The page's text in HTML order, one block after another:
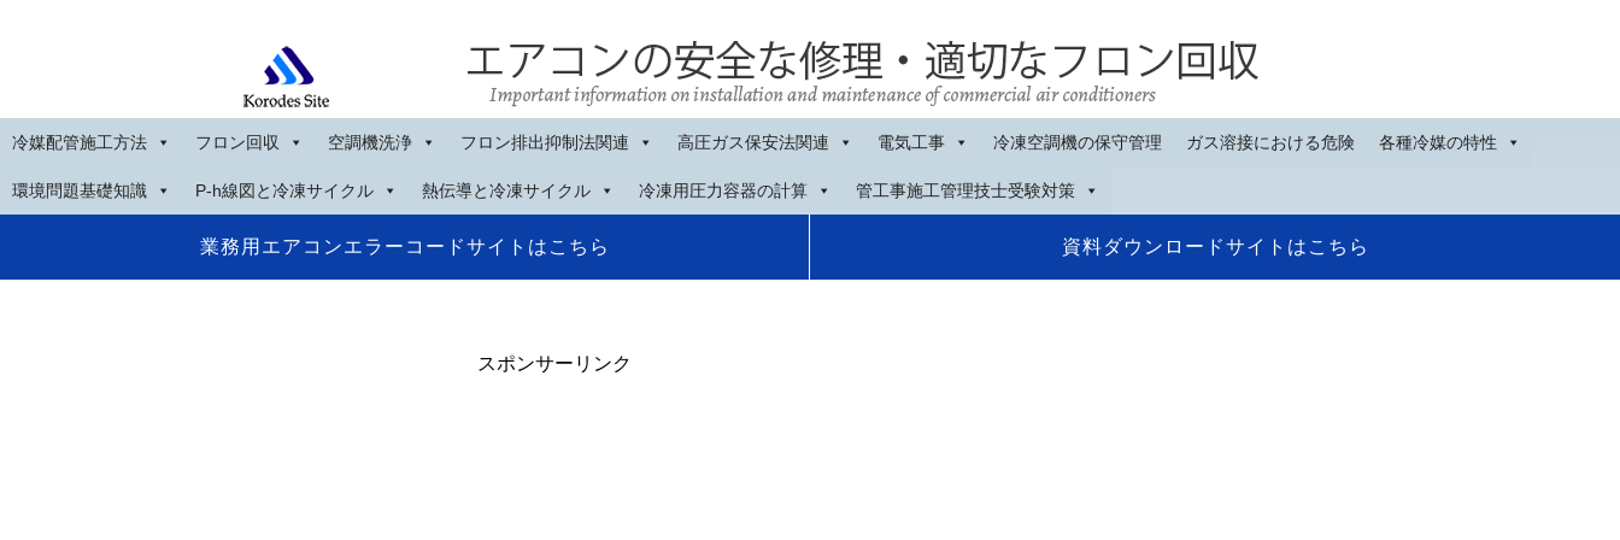
冷媒配管施工方法 フロン回収 空調機洗浄 フロン排出抑制法関連 高圧ガス保安法関連 電気工事 冷凍空調機の保守管理 ガス溶接における危険 各種冷媒の特性
環境問題基礎知識 P-h線図と冷凍サイクル 熱伝導と冷凍サイクル 冷凍用圧力容器の計算 管工事施工管理技士受験対策
業務用エアコンエラーコードサイトはこちら 資料ダウンロードサイトはこちら
スポンサーリンク